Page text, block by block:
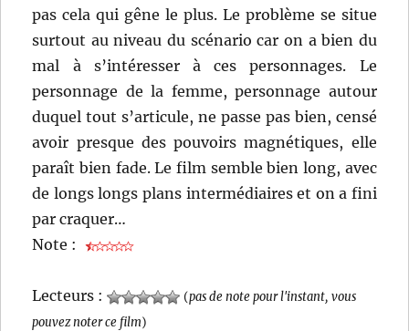
pas cela qui gêne le plus. Le problème se situe
surtout au niveau du scénario car on a bien du
mal à s’intéresser à ces personnages. Le
personnage de la femme, personnage autour
duquel tout s’articule, ne passe pas bien, censé
avoir presque des pouvoirs magnétiques, elle
paraît bien fade. Le film semble bien long, avec
de longs longs plans intermédiaires et on a fini
par craquer…
Note :
Lecteurs : (pas de note pour l'instant, vous
pouvez noter ce film)